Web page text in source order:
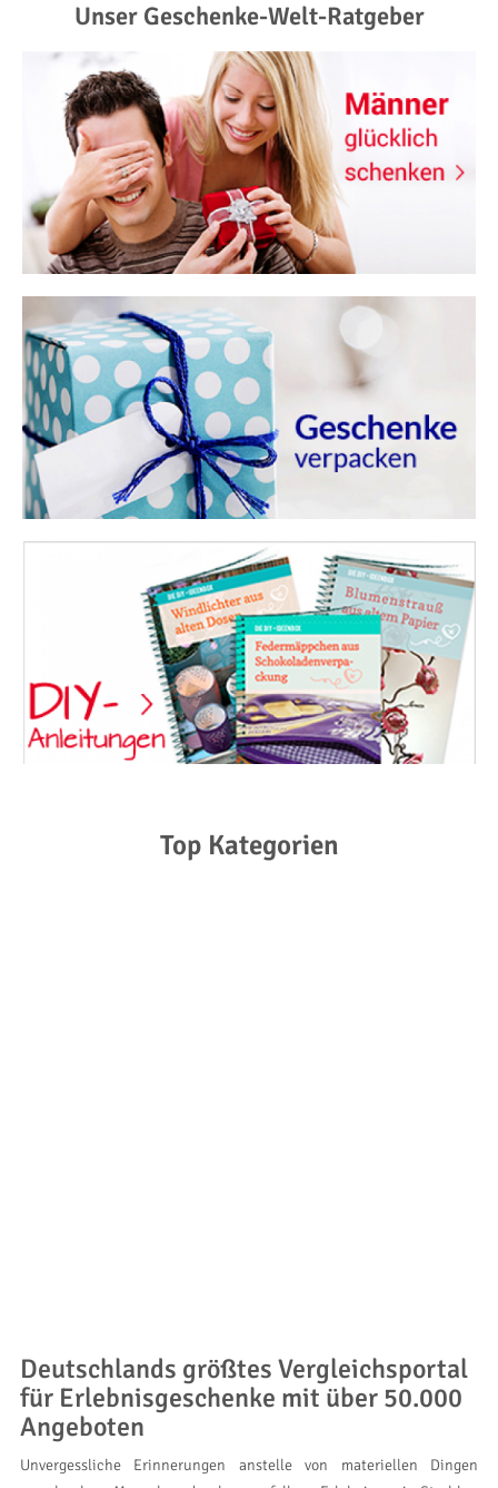
Unser Geschenke-Welt-Ratgeber
Top Kategorien
Deutschlands größtes Vergleichsportal
für Erlebnisgeschenke mit über 50.000
Angeboten
Unvergessliche Erinnerungen anstelle von materiellen Dingen